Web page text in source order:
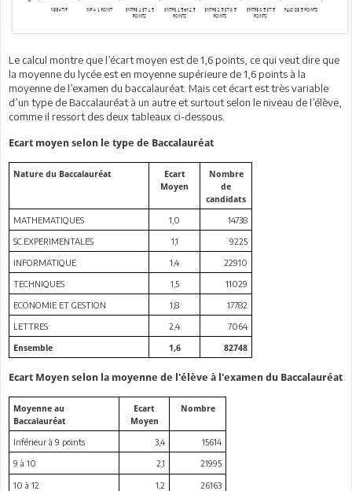
Le calcul montre que l’écart moyen est de 1,6 points, ce qui veut dire que
la moyenne du lycée est en moyenne supérieure de 1,6 points à la
moyenne de l’examen du baccalauréat. Mais cet écart est très variable
d’un type de Baccalauréat à un autre et surtout selon le niveau de l’élève,
comme il ressort des deux tableaux ci-dessous.
Ecart moyen selon le type de Baccalauréat
Nature du Baccalauréat
Ecart
Moyen
Nombre
de
candidats
MATHEMATIQUES
1,0 14738
SC.EXPERIMENTALES 1,1 9225
INFORMATIQUE 1,4 22910
TECHNIQUES 1,5 11029
ECONOMIE ET GESTION 1,8 17782
LETTRES 2,4 7064
Ensemble 1,6 82748
Ecart Moyen selon la moyenne de l'élève à l'examen du Baccalauréat
Moyenne au
Baccalauréat
Ecart
Moyen
Nombre
Inférieur à 9 points 3,4 15614
9 à 10 2,1 21995
10 à 12 1,2 26163